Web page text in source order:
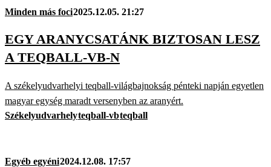
Minden más foci2025.12.05. 21:27
EGY ARANYCSATÁNK BIZTOSAN LESZ
A TEQBALL-VB-N
A székelyudvarhelyi teqball-világbajnokság pénteki napján egyetlen
magyar egység maradt versenyben az aranyért.
Székelyudvarhelyteqball-vbteqball
Egyéb egyéni2024.12.08. 17:57